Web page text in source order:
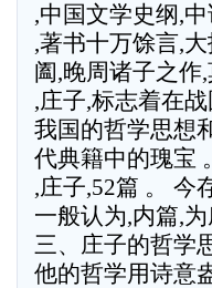
,中国文学史纲,中
,著书十万馀言,
阖,晚周诸子之作
,庄子,标志着在
我国的哲学思想
代典籍中的瑰宝 。
,庄子,52篇 。 今
一般认为,内篇,
三、庄子的哲学
他的哲学用诗意